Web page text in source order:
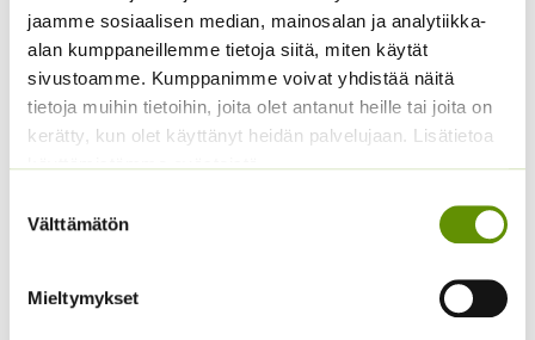
jaamme sosiaalisen median, mainosalan ja analytiikka-
alan kumppaneillemme tietoja siitä, miten käytät
sivustoamme. Kumppanimme voivat yhdistää näitä
tietoja muihin tietoihin, joita olet antanut heille tai joita on
kerätty, kun olet käyttänyt heidän palvelujaan. Lisätietoa
käyttämistämme evästeistä
valinta
Välttämätön
Mieltymykset
Sisältää arvonlisäveron
s.
4,90€ Sisältää arvonlisäveron